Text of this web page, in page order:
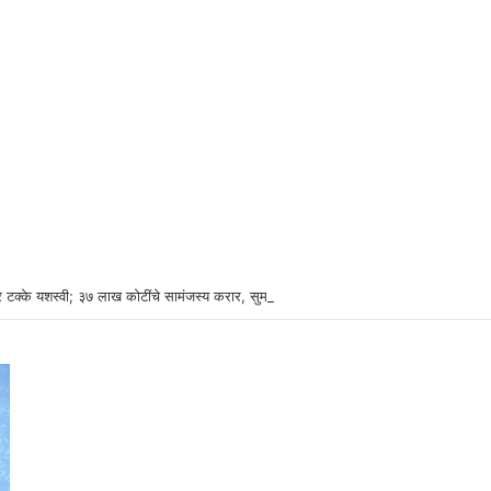
टक्के यशस्वी; ३७ लाख कोटींचे सामंजस्य करार, सुमारे ४३ लाख रोजगारनिर्मिती – उद्योगमंत्री